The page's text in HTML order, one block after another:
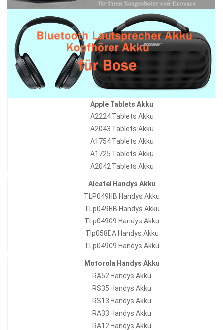
Apple Tablets Akku
A2224 Tablets Akku
A2043 Tablets Akku
A1754 Tablets Akku
A1725 Tablets Akku
A2042 Tablets Akku
Alcatel Handys Akku
TLP049HB Handys Akku
TLp049HB Handys Akku
TLp049G9 Handys Akku
Tlp058DA Handys Akku
TLp049C9 Handys Akku
Motorola Handys Akku
RA52 Handys Akku
RS35 Handys Akku
RS13 Handys Akku
RA33 Handys Akku
RA12 Handys Akku